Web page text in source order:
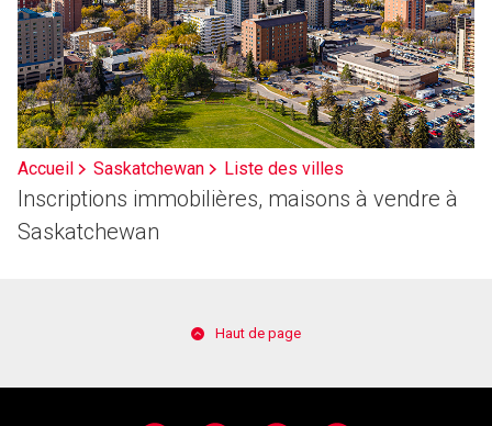
Accueil Saskatchewan Liste des villes
Inscriptions immobilières, maisons à vendre à
Saskatchewan
Haut de page